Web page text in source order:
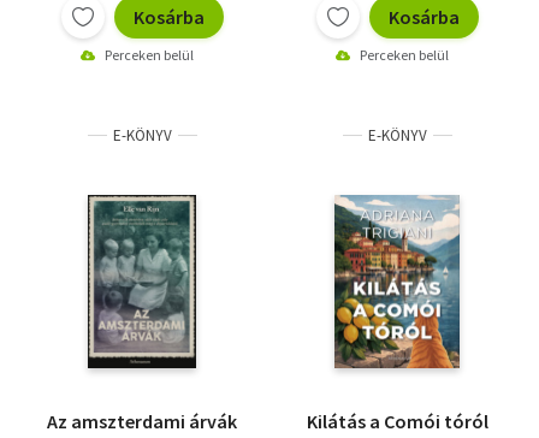
Kosárba
Perceken belül
Kosárba
Perceken belül
E-KÖNYV
Az amszterdami árvák
E-KÖNYV
Kilátás a Comói tóról